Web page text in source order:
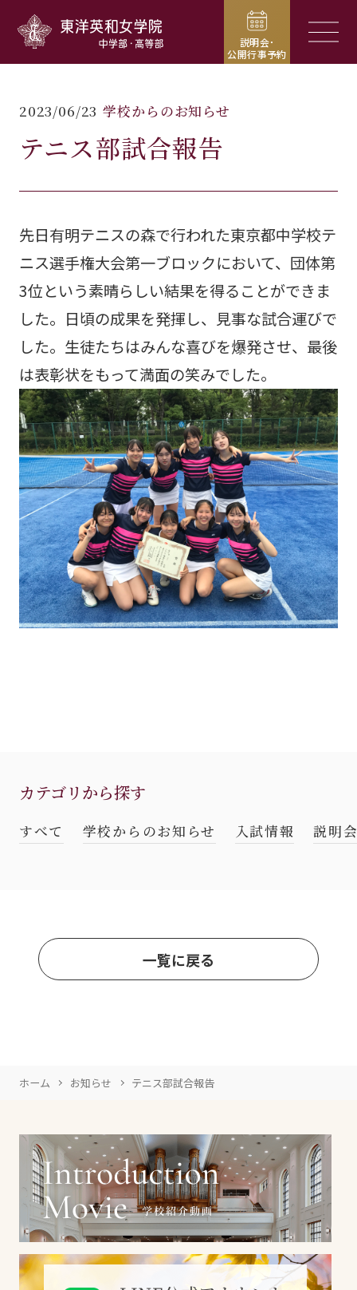
東洋英和女学院中学部・高等部
説明会･
公開行事予約
メニュ
2023/06/23 学校からのお知らせ
テニス部試合報告
先日有明テニスの森で行われた東京都中学校テ
ニス選手権大会第一ブロックにおいて、団体第
3位という素晴らしい結果を得ることができま
した。日頃の成果を発揮し、見事な試合運びで
した。生徒たちはみんな喜びを爆発させ、最後
は表彰状をもって満面の笑みでした。
一覧に戻る
カテゴリから探す
すべて 学校からのお知らせ 入試情報 説明
ホーム お知らせ テニス部試合報告